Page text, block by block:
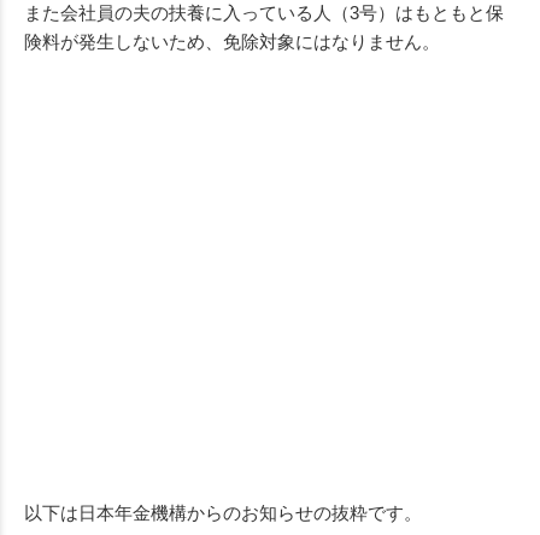
また会社員の夫の扶養に入っている人（3号）はもともと保
険料が発生しないため、免除対象にはなりません。
以下は日本年金機構からのお知らせの抜粋です。